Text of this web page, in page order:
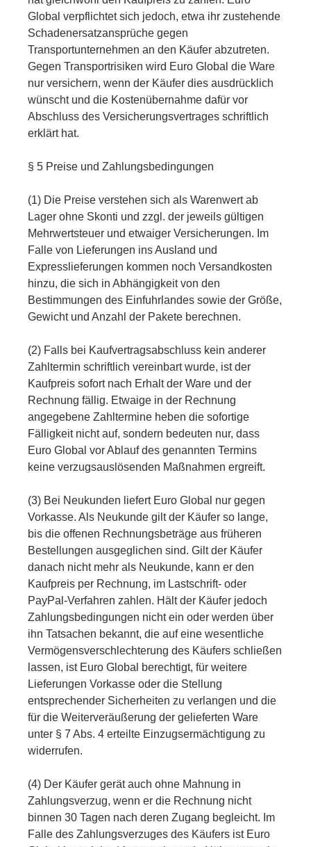
Global verpflichtet sich jedoch, etwa ihr zustehende
Schadenersatzansprüche gegen
Transportunternehmen an den Käufer abzutreten.
Gegen Transportrisiken wird Euro Global die Ware
nur versichern, wenn der Käufer dies ausdrücklich
wünscht und die Kostenübernahme dafür vor
Abschluss des Versicherungsvertrages schriftlich
erklärt hat.
§ 5 Preise und Zahlungsbedingungen
(1) Die Preise verstehen sich als Warenwert ab
Lager ohne Skonti und zzgl. der jeweils gültigen
Mehrwertsteuer und etwaiger Versicherungen. Im
Falle von Lieferungen ins Ausland und
Expresslieferungen kommen noch Versandkosten
hinzu, die sich in Abhängigkeit von den
Bestimmungen des Einfuhrlandes sowie der Größe,
Gewicht und Anzahl der Pakete berechnen.
(2) Falls bei Kaufvertragsabschluss kein anderer
Zahltermin schriftlich vereinbart wurde, ist der
Kaufpreis sofort nach Erhalt der Ware und der
Rechnung fällig. Etwaige in der Rechnung
angegebene Zahltermine heben die sofortige
Fälligkeit nicht auf, sondern bedeuten nur, dass
Euro Global vor Ablauf des genannten Termins
keine verzugsauslösenden Maßnahmen ergreift.
(3) Bei Neukunden liefert Euro Global nur gegen
Vorkasse. Als Neukunde gilt der Käufer so lange,
bis die offenen Rechnungsbeträge aus früheren
Bestellungen ausgeglichen sind. Gilt der Käufer
danach nicht mehr als Neukunde, kann er den
Kaufpreis per Rechnung, im Lastschrift- oder
PayPal-Verfahren zahlen. Hält der Käufer jedoch
Zahlungsbedingungen nicht ein oder werden über
ihn Tatsachen bekannt, die auf eine wesentliche
Vermögensverschlechterung des Käufers schließen
lassen, ist Euro Global berechtigt, für weitere
Lieferungen Vorkasse oder die Stellung
entsprechender Sicherheiten zu verlangen und die
für die Weiterveräußerung der gelieferten Ware
unter § 7 Abs. 4 erteilte Einzugsermächtigung zu
widerrufen.
(4) Der Käufer gerät auch ohne Mahnung in
Zahlungsverzug, wenn er die Rechnung nicht
binnen 30 Tagen nach deren Zugang begleicht. Im
Falle des Zahlungsverzuges des Käufers ist Euro